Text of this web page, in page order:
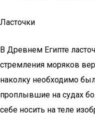
Ласточки
В Древнем Египте
стремления моряков
наколку необходимо
проплывшие на судах
себе носить на теле